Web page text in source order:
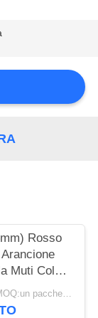
Rosso
Muti Colore
5 usd/pack MOQ:un pacchetto